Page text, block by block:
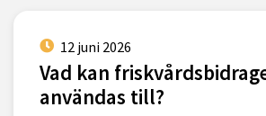
12 juni 2026
Vad kan
användas till?